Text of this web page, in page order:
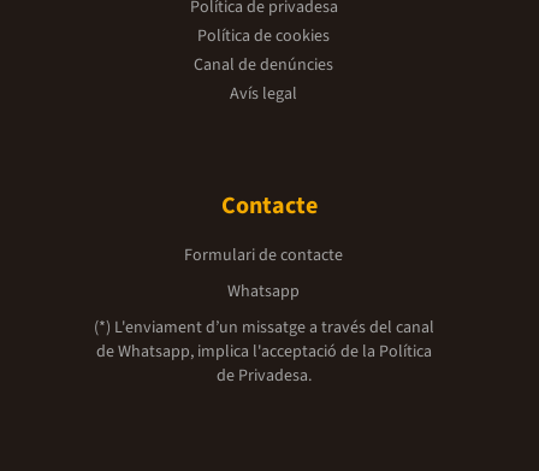
Política de privadesa
Política de cookies
Canal de denúncies
Avís legal
Contacte
Formulari de contacte
Whatsapp
(*) L'enviament d’un missatge a través del canal
de Whatsapp, implica l'acceptació de la Política
de Privadesa.